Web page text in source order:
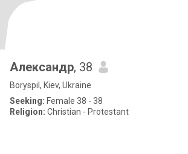
Александр, 38
Boryspil, Kiev, Ukraine
Seeking: Female 38 - 38
Religion: Christian - Protestant